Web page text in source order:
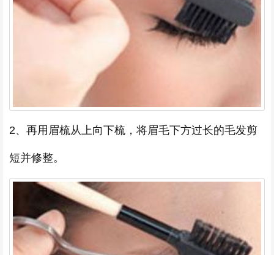
2、再用眉梳从上向下梳，将眉毛下方过长的毛发剪
短并修整。